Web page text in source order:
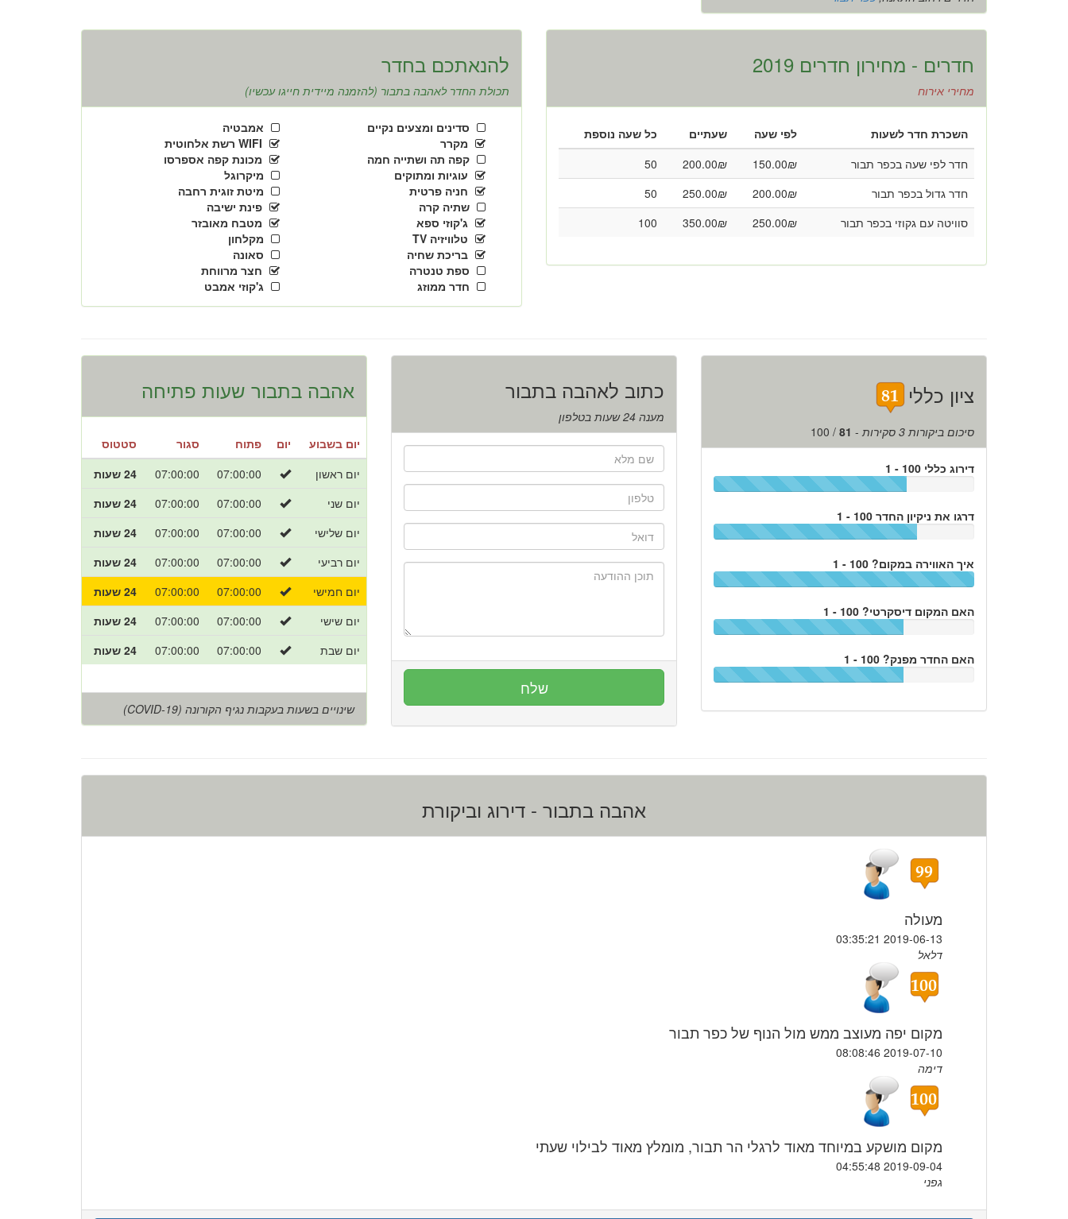
להנאתכם בחדר
תכולת החדר לאהבה בתבור (להזמנה מיידית חייגו עכשיו)
אמבטיה
סדינים ומצעים נקיים
WIFI רשת אלחוטית
מקרר
מכונת קפה אספרסו
קפה תה ושתייה חמה
מיקרוגל
עוגיות ומתוקים
מיטת זוגית רחבה
חניה פרטית
פינת ישיבה
שתיה קרה
מטבח מאובזר
ג'קוזי ספא
מקלחון
טלוויזיה TV
סאונה
בריכת שחיה
חצר מרווחת
ספת טנטרה
ג'קוזי אמבט
חדר ממוזג
חדרים - מחירון חדרים 2019
מחירי אירוח
השכרת חדר לשעות לפי שעה שעתיים
כל שעה נוספת
חדר לפי שעה בכפר תבור
150.00₪
200.00₪
50
חדר גדול בכפר תבור
200.00₪
250.00₪
50
סוויטה עם גקוזי בכפר תבור
250.00₪
350.00₪
100
אהבה בתבור שעות פתיחה
יום בשבוע יום פתוח סגור
סטטוס
יום ראשון
07:00:00
07:00:00
24 שעות
יום שני
07:00:00
07:00:00
24 שעות
יום שלישי
07:00:00
07:00:00
24 שעות
יום רביעי
07:00:00
07:00:00
24 שעות
יום חמישי
07:00:00
07:00:00
24 שעות
יום שישי
07:00:00
07:00:00
24 שעות
יום שבת
07:00:00
07:00:00 24 שעות
שינויים בשעות בעקבות נגיף הקורונה (COVID-19)
כתוב לאהבה בתבור
מענה 24 שעות בטלפון
ציון כללי
סיכום ביקורות 3 סקירות -
81
/
100
דירוג כללי 100 - 1
דרגו את ניקיון החדר 100 - 1
איך האווירה במקום? 100 - 1
האם המקום דיסקרטי? 100 - 1
האם החדר מפנק? 100 - 1
אהבה בתבור - דירוג וביקורת
מעולה
2019-06-13 03:35:21
דלאל
מקום יפה מעוצב ממש מול הנוף של כפר תבור
2019-07-10 08:08:46
דימה
מקום מושקע במיוחד מאוד לרגלי הר תבור, מומלץ מאוד לבילוי שעתי
2019-09-04 04:55:48
גפני